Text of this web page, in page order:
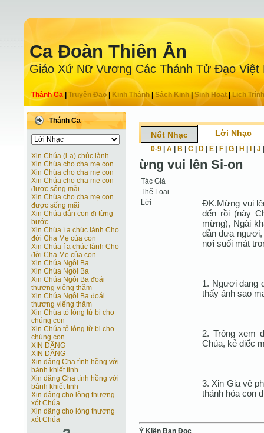
Ca Ðoàn Thiên Ân
Giáo Xứ Nữ Vương Các Thánh Tử Ðạo Việt
Thánh Ca Truyện Ðạo| Kinh Thánh Sách Kinh|Sinh Hoạt| Lịch Trình
Thánh Ca
Xin Chúa (i-a) chúc lành
Xin Chúa cho cha mẹ con
Xin Chúa cho cha mẹ con
Xin Chúa cho cha mẹ con
được sống mãi
Xin Chúa cho cha mẹ con
được sống mãi
Xin Chúa dẫn con đi từng
bước
Xin Chúa í a chúc lành Cho
đời Cha Mẹ của con
Xin Chúa í a chúc lành Cho
đời Cha Mẹ của con
Xin Chúa Ngôi Ba
Xin Chúa Ngôi Ba
Xin Chúa Ngôi Ba đoái
thương viếng thăm
Xin Chúa Ngôi Ba đoái
thương viếng thăm
Xin Chúa tỏ lòng từ bi cho
chúng con
Xin Chúa tỏ lòng từ bi cho
chúng con
XIN DÂNG
XIN DÂNG
Xin dâng Cha tình hồng với
bánh khiết tinh
Xin dâng Cha tình hồng với
bánh khiết tinh
Xin dâng cho lòng thương
xót Chúa
Xin dâng cho lòng thương
xót Chúa
Nốt Nhạc Lời Nhạc
0-9 A B C D E F G H J
ừng vui lên Si-on
Tác Giả
Thể Loại
Lời
ĐK.Mừng vui
đến rồi (này
mừng), Ngài
dẫn đưa ngươi,
nơi suối mát
1. Ngươi đang
thấy ánh sao
2. Trông xem
Chúa, kẻ điếc
3. Xin Gia vê
thánh hóa con
Ý Kiến Bạn Ðọc